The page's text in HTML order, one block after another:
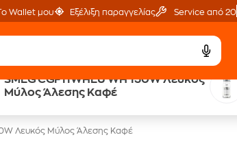
Wallet μου Εξέλιξη παραγγελίας Service από 20'
SMEG CGF11WHEU WH 150W Λευκός
Μύλος Άλεσης Καφέ
Μεταφορικά Public επιστροφή €
Λευκός Μύλος Άλεσης Καφέ